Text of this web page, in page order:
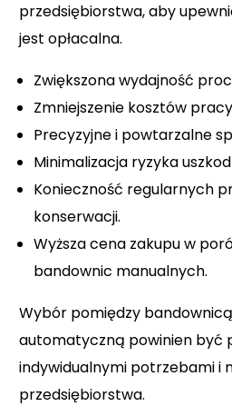
przedsiębiorstwa, aby
jest opłacalna.
Zwiększona wydajność
Zmniejszenie kosztów
Precyzyjne i powtarzalne
Minimalizacja ryzyka
Konieczność regularnych
konserwacji.
Wyższa cena zakupu w
bandownic manualnych.
Wybór pomiędzy
automatyczną powinien być
indywidualnymi potrzebami i
przedsiębiorstwa.